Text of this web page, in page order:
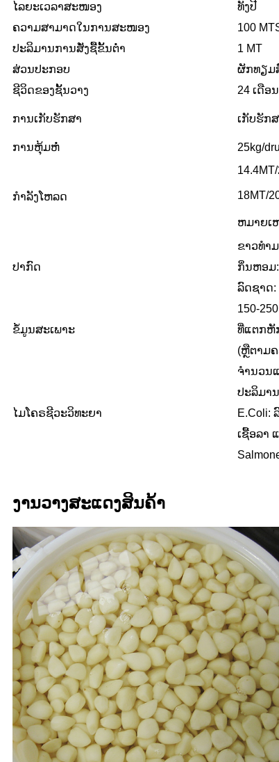
ໄລຍະເວລາສະໜອງ
ທັງປີ
ຄວາມສາມາດໃນການສະໜອງ
100
ປະລິມານການສັ່ງຊື້ຂັ້ນຕ່ຳ
1 MT
ສ່ວນປະກອບ
ຜັກທຽມ
ຊີວິດຂອງຊັ້ນວາງ
24 ເດືອ
ການເກັບຮັກສາ ເກັບຮັກ
ການຫຸ້ມຫໍ່ 25kg/
ກຳລັງໂຫລດ 18MT/
ຫມາຍເ
ປາກົດ
ຂາວທຳ
ກິ່ນຫອມ
ລົດຊາດ
ຂໍ້ມູນສະເພາະ
150-
ທີ່ແຕກຫັ
(ຫຼື​ຕາມ​
ໄມໂຄຣຊີວະວິທະຍາ
ຈຳນວນ
ປະລິມາ
E.Coli:
ເຊື້ອລາ
ງານວາງສະແດງສິນຄ້າ